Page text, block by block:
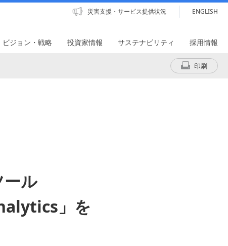
災害支援・サービス提供状況 ENGLISH
ビジョン・戦略 投資家情報 サステナビリティ 採用情報
印刷
ル
」を